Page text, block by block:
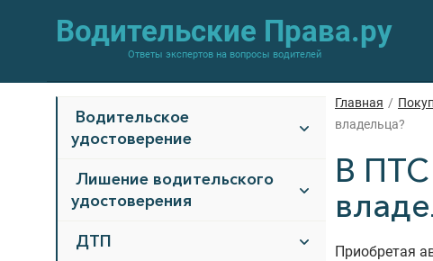
Водительские Права.ру
Ответы экспертов на вопросы водителей
Водительское
удостоверение
Лишение водительского
удостоверения
ДТП
Главная /
владельца?
В ПТС
Приобретая